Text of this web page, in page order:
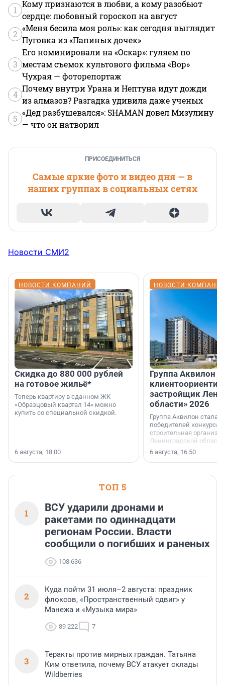
1
Кому признаются в любви, а кому разобьют
сердце: любовный гороскоп на август
2
«Меня бесила моя роль»: как сегодня выглядит
Пуговка из «Папиных дочек»
3
Его номинировали на «Оскар»: гуляем по
местам съемок культового фильма «Вор»
Чухрая — фоторепортаж
4
Почему внутри Урана и Нептуна идут дожди
из алмазов? Разгадка удивила даже ученых
5
«Дед разбушевался»: SHAMAN довел Мизулину
— что он натворил
ПРИСОЕДИНИТЬСЯ
Самые яркие фото и видео дня — в
наших группах в социальных сетях
Новости СМИ2
НОВОСТИ КОМПАНИЙ
Скидка до 880 000 рублей
на готовое жильё*
Теперь квартиру в сданном ЖК
«Образцовый квартал 14» можно
купить со специальной скидкой.
6 августа, 18:00
НОВОСТИ
Группа Аквилон
застройщик
области» 2026
Группа Аквилон стала
победителей конкурса
строительная
Ленинградской области
номинации «Самый
застройщик
области».
6 августа, 16:50
ТОП 5
1
ВСУ ударили дронами и
ракетами по одиннадцати
регионам России. Власти
сообщили о погибших и раненых
108 636
2
Куда пойти 31 июля–2 августа: праздник
флоксов, «Пространственный сдвиг» у
Манежа и «Музыка мира»
89 222 7
3
Теракты против мирных граждан. Татьяна
Ким ответила, почему ВСУ атакует склады
Wildberries